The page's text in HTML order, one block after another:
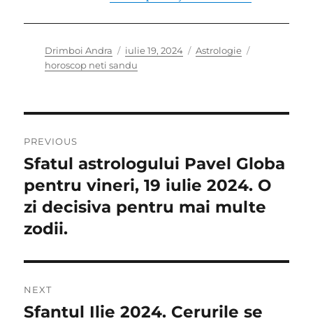
Author
Drimboi Andra
Posted
on
iulie 19, 2024 Categories
Astrologie
horoscop neti sandu
în
articole
PREVIOUS
Previous
post:
Sfatul astrologului Pavel Globa
pentru vineri, 19 iulie 2024. O
zi decisiva pentru mai multe
zodii.
NEXT
Next
Sfantul Ilie 2024. Cerurile se